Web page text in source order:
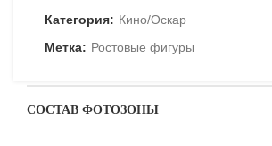
Категория: Кино/Оскар
Метка: Ростовые фигуры
СОСТАВ ФОТОЗОНЫ